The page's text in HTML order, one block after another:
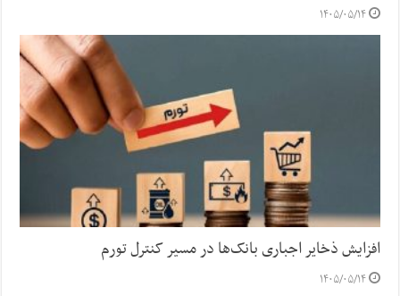
۱۴۰۵/۰۵/۱۴
افزایش ذخایر اجباری بانک‌ها در مسیر کنترل تورم
۱۴۰۵/۰۵/۱۴